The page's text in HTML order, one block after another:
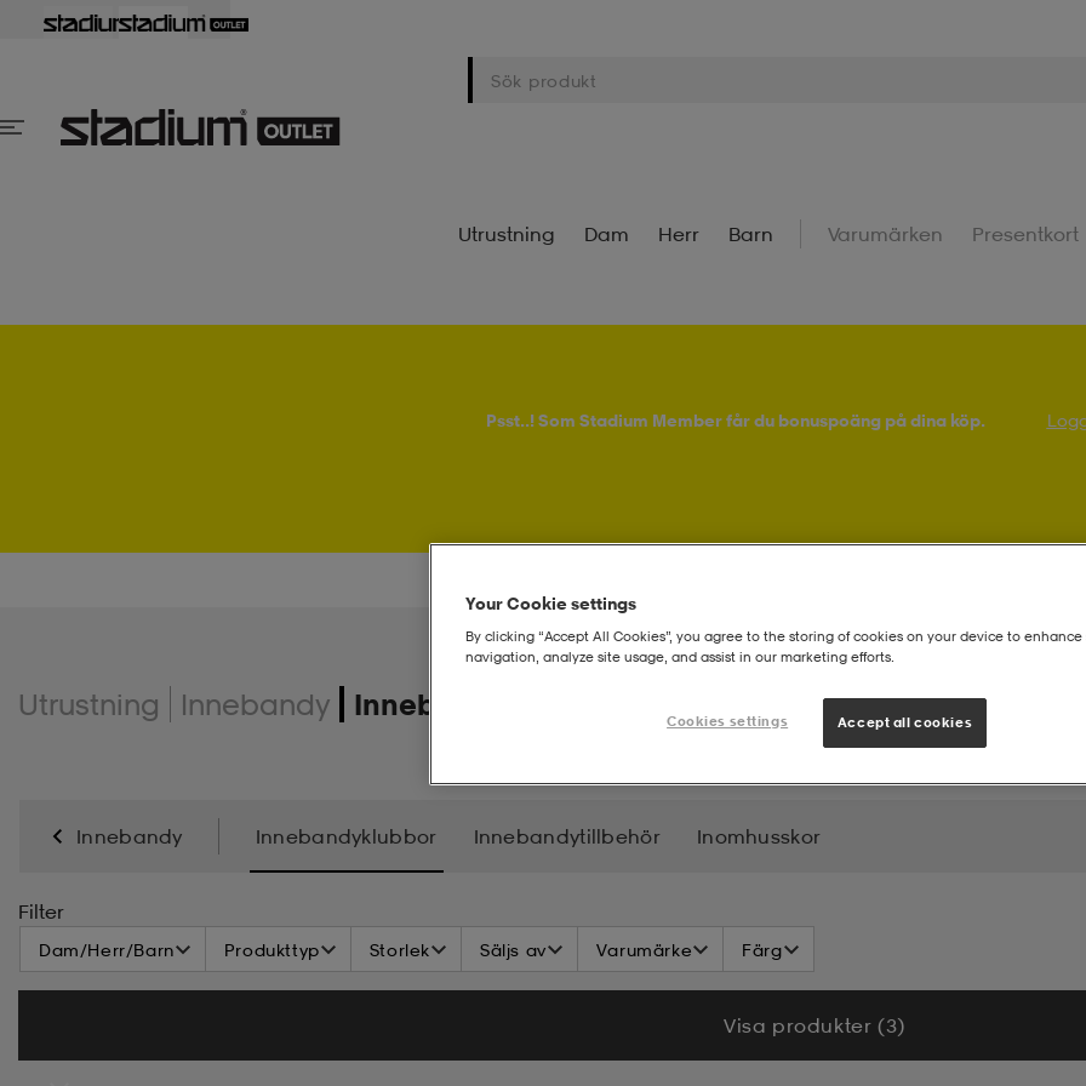
Utrustning Dam Herr Barn Varumärken Presentkort
Psst..! Som Stadium Member får du bonuspoäng på dina köp.
Utrustning Innebandy Innebandyklubbor
Innebandy Innebandyklubbor Innebandytillbehör Inomhusskor
Filter
Dam/Herr/Barn Produkttyp Storlek Säljs av Varumärke Färg
Visa produkter (3)
Your Cookie settings
By clicking “Accept All Cookies”, you agree to the storing of cookies on your device to enhance
navigation, analyze site usage, and assist in our marketing efforts.
Cookies settings Accept all cookies